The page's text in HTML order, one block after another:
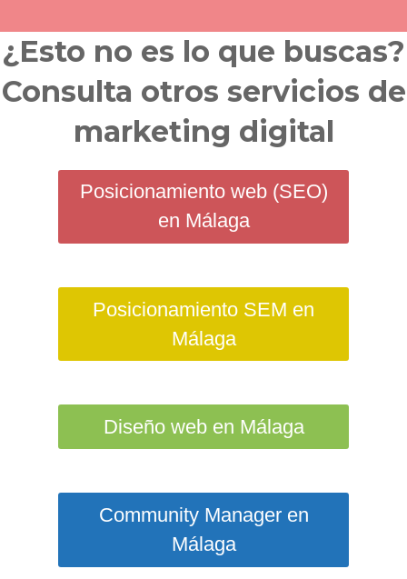
¿Esto no es lo que buscas?
Consulta otros servicios de
marketing digital
Posicionamiento web (SEO)
en Málaga
Posicionamiento SEM en
Málaga
Diseño web en Málaga
Community Manager en
Málaga